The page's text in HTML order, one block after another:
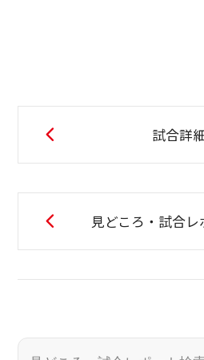
試合詳
見どころ・試合